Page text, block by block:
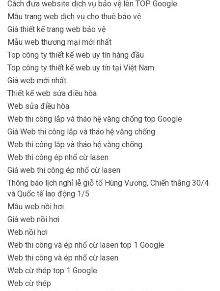
Cách đưa website dịch vụ bảo vệ lên TOP Google
Mẫu trang web dịch vụ cho thuê bảo vệ
Giá thiết kế trang web bảo vệ
Mẫu web thương mại mới nhất
Top công ty thiết kế web uy tín hàng đầu
Top công ty thiết kế web uy tín tại Việt Nam
Giá web mới nhất
Thiết kế web sửa điều hòa
Web sửa điều hòa
Web thi công lắp và tháo hệ văng chống top Google
Giá Web thi công lắp và tháo hệ văng chống
Web thi công lắp và tháo hệ văng chống
Web thi công ép nhổ cừ lasen
Giá web thi công ép nhổ cừ lasen
Thông báo lịch nghỉ lễ giỗ tổ Hùng Vương, Chiến thắng 30/4
và Quốc tế lao động 1/5
Mẫu web nồi hơi
Giá web nồi hơi
Web nồi hơi
Web thi công và ép nhổ cừ lasen top 1 Google
Web thi công và ép nhổ cừ lasen
Web cừ thép top 1 Google
Web cừ thép